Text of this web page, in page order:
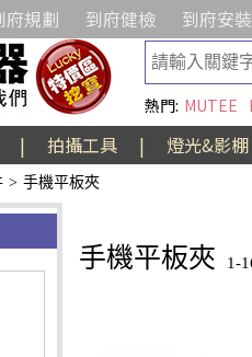
府規劃 到府健檢 到府安裝
熱門: MUTEE
| 拍攝工具 | 燈光&影棚
> 手機平板夾
手機平板夾 1-